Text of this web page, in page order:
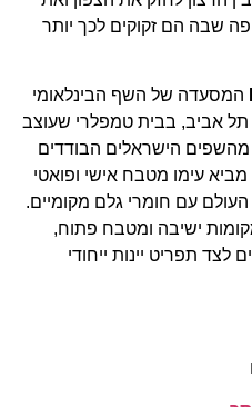
שבה הם זקוקים לכך יותר
&MOSHIK המסעדה של השף הבינלאומי
אביב, בבית טמפלרי שעוצב
מהשפים הישראלים הבודדים
מביא עימו מטבח אישי ופואטי
העולם עם חומרי גלם מקומיים.
אינטימית, עם כ־20 מקומות ישיבה ומטבח פתוח,
לצד תפריט יינות ייחודי